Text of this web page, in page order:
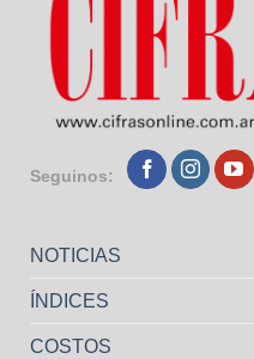
Seguinos:
NOTICIAS
ÍNDICES
COSTOS